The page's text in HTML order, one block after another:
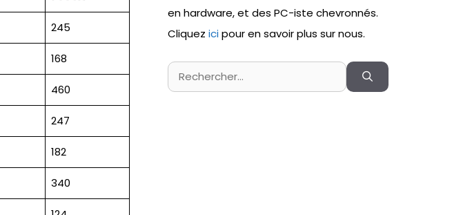
245
168
460
247
182
340
en hardware, et des PC-iste chevronnés.
Cliquez icipour en savoir plus sur nous.
Rechercher :